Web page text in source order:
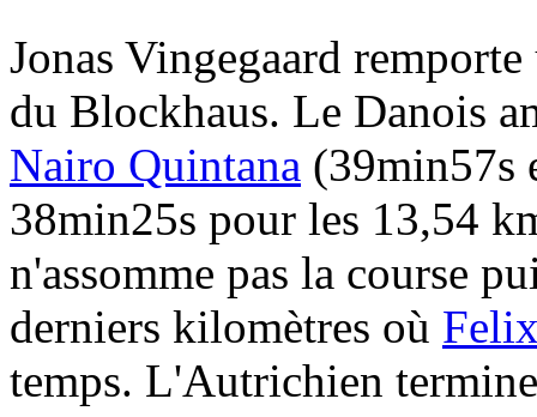
Jonas Vingegaard
du Blockhaus. Le Danois
Nairo Quintana (39min57s
38min25s pour les 13,54
n'assomme pas la course
derniers kilomètres où
temps. L'Autrichien